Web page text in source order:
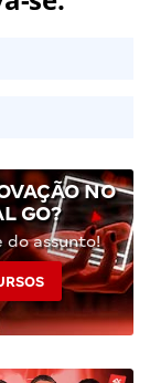
NO
GO?
do assunto!